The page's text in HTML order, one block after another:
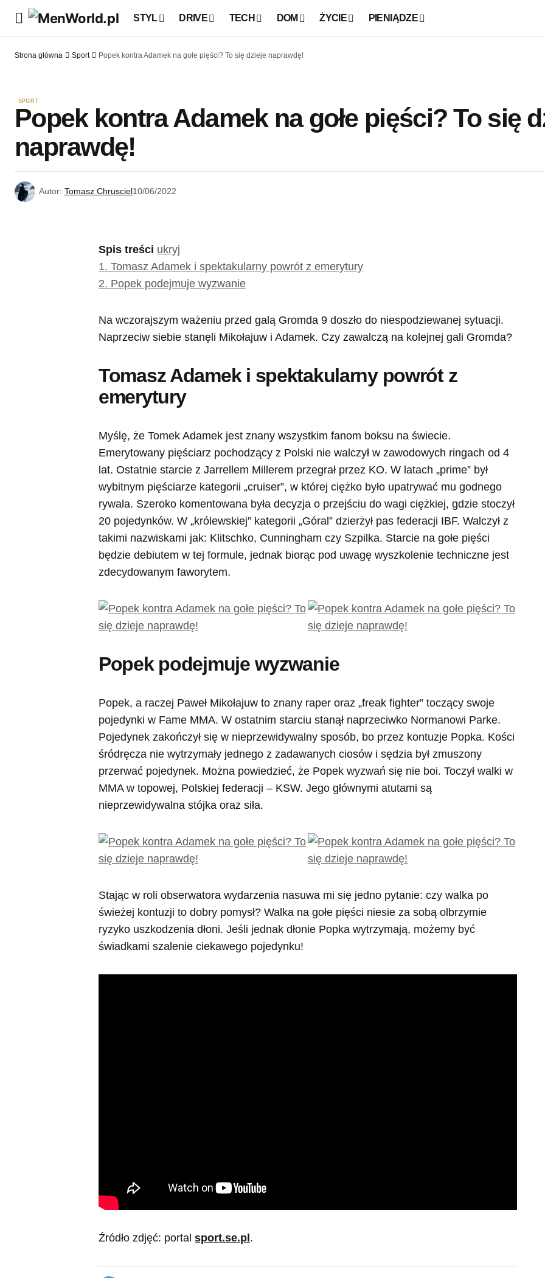
STYL DRIVE TECH DOM ŻYCIE PIENIĄDZE
Strona główna Sport Popek kontra Adamek na gołe pięści? To się dzieje naprawdę!
SPORT
Popek kontra Adamek na gołe pięści? To się
naprawdę!
Autor: Tomasz Chrusciel10/06/2022
Spis treści ukryj
1. Tomasz Adamek i spektakularny powrót z emerytury
2. Popek podejmuje wyzwanie
Na wczorajszym ważeniu przed galą Gromda 9 doszło do niespodziewanej sytuacji.
Naprzeciw siebie stanęli Mikołajuw i Adamek. Czy zawalczą na kolejnej gali Gromda?
Tomasz Adamek i spektakularny powrót z
emerytury
Myślę, że Tomek Adamek jest znany wszystkim fanom boksu na świecie.
Emerytowany pięściarz pochodzący z Polski nie walczył w zawodowych ringach od 4
lat. Ostatnie starcie z Jarrellem Millerem przegrał przez KO. W latach „prime” był
wybitnym pięściarze kategorii „cruiser”, w której ciężko było upatrywać mu godnego
rywala. Szeroko komentowana była decyzja o przejściu do wagi ciężkiej, gdzie stoczył
20 pojedynków. W „królewskiej” kategorii „Góral” dzierżył pas federacji IBF. Walczył z
takimi nazwiskami jak: Klitschko, Cunningham czy Szpilka. Starcie na gołe pięści
będzie debiutem w tej formule, jednak biorąc pod uwagę wyszkolenie techniczne jest
zdecydowanym faworytem.
Popek podejmuje wyzwanie
Popek, a raczej Paweł Mikołajuw to znany raper oraz „freak fighter” toczący swoje
pojedynki w Fame MMA. W ostatnim starciu stanął naprzeciwko Normanowi Parke.
Pojedynek zakończył się w nieprzewidywalny sposób, bo przez kontuzje Popka. Kości
śródręcza nie wytrzymały jednego z zadawanych ciosów i sędzia był zmuszony
przerwać pojedynek. Można powiedzieć, że Popek wyzwań się nie boi. Toczył walki w
MMA w topowej, Polskiej federacji – KSW. Jego głównymi atutami są
nieprzewidywalna stójka oraz siła.
Stając w roli obserwatora wydarzenia nasuwa mi się jedno pytanie: czy walka po
świeżej kontuzji to dobry pomysł? Walka na gołe pięści niesie za sobą olbrzymie
ryzyko uszkodzenia dłoni. Jeśli jednak dłonie Popka wytrzymają, możemy być
świadkami szalenie ciekawego pojedynku!
Źródło zdjęć: portal sport.se.pl .